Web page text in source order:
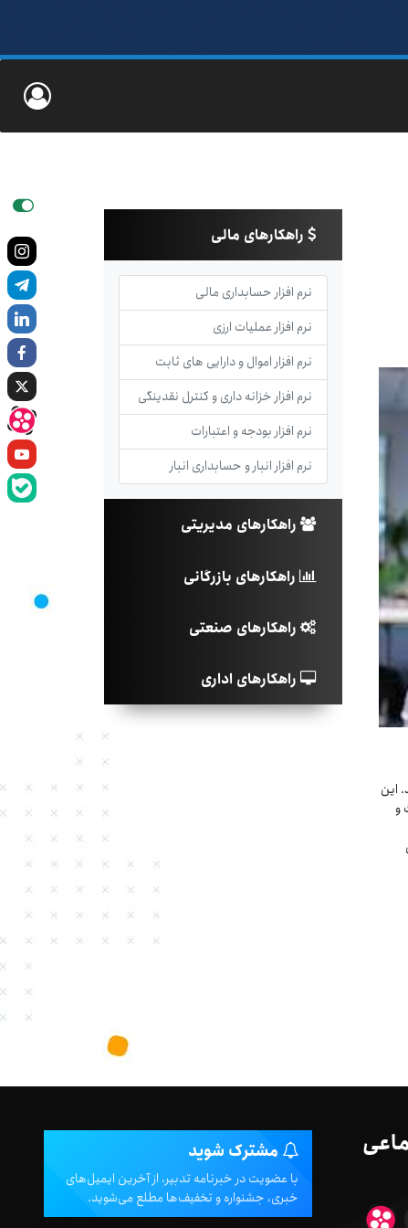
این
و
راهکارهای مالی
نرم افزار حسابداری مالی
نرم افزار عملیات ارزی
نرم افزار اموال و دارایی های ثابت
نرم افزار خزانه داری و کنترل نقدینگی
نرم افزار بودجه و اعتبارات
نرم افزار انبار و حسابداری انبار
راهکارهای مدیریتی
راهکارهای بازرگانی
راهکارهای صنعتی
راهکارهای اداری
مشترک شوید
با عضویت در خبرنامه تدبیر، از آخرین ایمیل‌های
خبری، جشنواره و تخفیف‌ها مطلع می‌شوید.